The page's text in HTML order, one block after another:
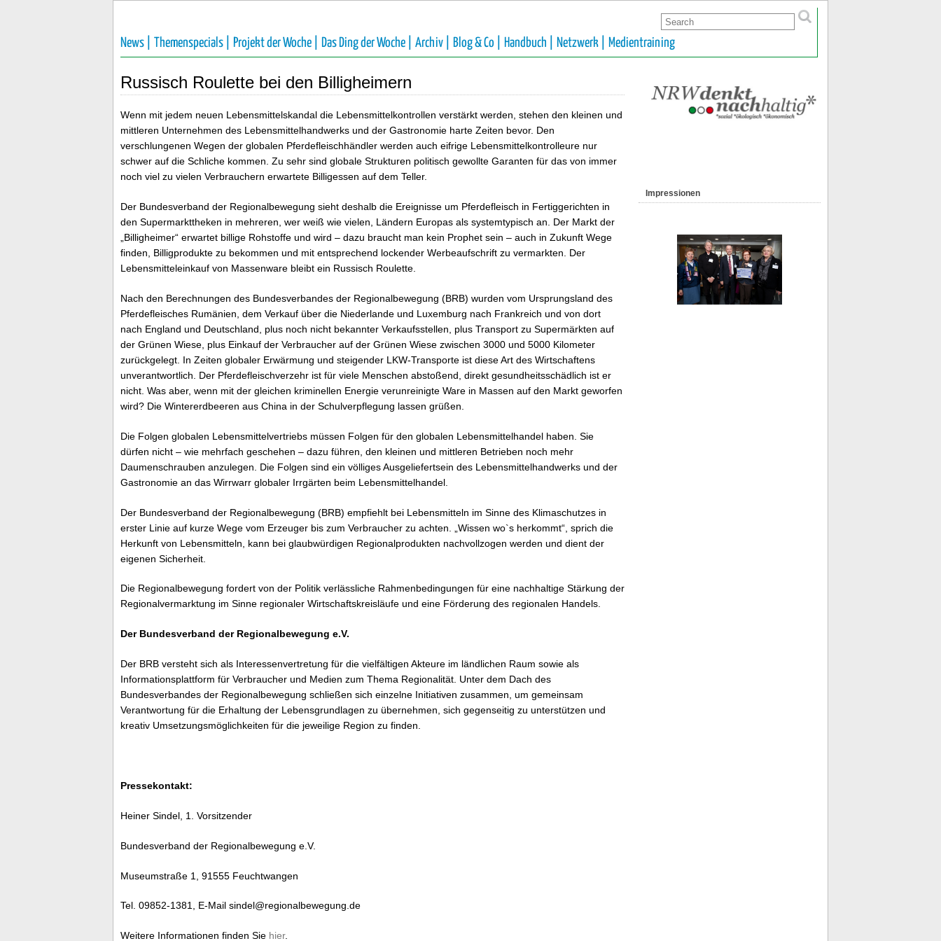
News | Themenspecials | Projekt der Woche | Das Ding der Woche | Archiv | Blog & Co | Handbuch | Netzwerk | Medientraining
Russisch Roulette bei den Billigheimern
Wenn mit jedem neuen Lebensmittelskandal die Lebensmittelkontrollen verstärkt werden, stehen den kleinen und
mittleren Unternehmen des Lebensmittelhandwerks und der Gastronomie harte Zeiten bevor. Den
verschlungenen Wegen der globalen Pferdefleischhändler werden auch eifrige Lebensmittelkontrolleure nur
schwer auf die Schliche kommen. Zu sehr sind globale Strukturen politisch gewollte Garanten für das von immer
noch viel zu vielen Verbrauchern erwartete Billigessen auf dem Teller.
Der Bundesverband der Regionalbewegung sieht deshalb die Ereignisse um Pferdefleisch in Fertiggerichten in
den Supermarkttheken in mehreren, wer weiß wie vielen, Ländern Europas als systemtypisch an. Der Markt der
„Billigheimer“ erwartet billige Rohstoffe und wird – dazu braucht man kein Prophet sein – auch in Zukunft Wege
finden, Billigprodukte zu bekommen und mit entsprechend lockender Werbeaufschrift zu vermarkten. Der
Lebensmitteleinkauf von Massenware bleibt ein Russisch Roulette.
Nach den Berechnungen des Bundesverbandes der Regionalbewegung (BRB) wurden vom Ursprungsland des
Pferdefleisches Rumänien, dem Verkauf über die Niederlande und Luxemburg nach Frankreich und von dort
nach England und Deutschland, plus noch nicht bekannter Verkaufsstellen, plus Transport zu Supermärkten auf
der Grünen Wiese, plus Einkauf der Verbraucher auf der Grünen Wiese zwischen 3000 und 5000 Kilometer
zurückgelegt. In Zeiten globaler Erwärmung und steigender LKW-Transporte ist diese Art des Wirtschaftens
unverantwortlich. Der Pferdefleischverzehr ist für viele Menschen abstoßend, direkt gesundheitsschädlich ist er
nicht. Was aber, wenn mit der gleichen kriminellen Energie verunreinigte Ware in Massen auf den Markt geworfen
wird? Die Wintererdbeeren aus China in der Schulverpflegung lassen grüßen.
Die Folgen globalen Lebensmittelvertriebs müssen Folgen für den globalen Lebensmittelhandel haben. Sie
dürfen nicht – wie mehrfach geschehen – dazu führen, den kleinen und mittleren Betrieben noch mehr
Daumenschrauben anzulegen. Die Folgen sind ein völliges Ausgeliefertsein des Lebensmittelhandwerks und der
Gastronomie an das Wirrwarr globaler Irrgärten beim Lebensmittelhandel.
Der Bundesverband der Regionalbewegung (BRB) empfiehlt bei Lebensmitteln im Sinne des Klimaschutzes in
erster Linie auf kurze Wege vom Erzeuger bis zum Verbraucher zu achten. „Wissen wo`s herkommt“, sprich die
Herkunft von Lebensmitteln, kann bei glaubwürdigen Regionalprodukten nachvollzogen werden und dient der
eigenen Sicherheit.
Die Regionalbewegung fordert von der Politik verlässliche Rahmenbedingungen für eine nachhaltige Stärkung der
Regionalvermarktung im Sinne regionaler Wirtschaftskreisläufe und eine Förderung des regionalen Handels.
Der Bundesverband der Regionalbewegung e.V.
Der BRB versteht sich als Interessenvertretung für die vielfältigen Akteure im ländlichen Raum sowie als
Informationsplattform für Verbraucher und Medien zum Thema Regionalität. Unter dem Dach des
Bundesverbandes der Regionalbewegung schließen sich einzelne Initiativen zusammen, um gemeinsam
Verantwortung für die Erhaltung der Lebensgrundlagen zu übernehmen, sich gegenseitig zu unterstützen und
kreativ Umsetzungsmöglichkeiten für die jeweilige Region zu finden.
Pressekontakt:
Heiner Sindel, 1. Vorsitzender
Bundesverband der Regionalbewegung e.V.
Museumstraße 1, 91555 Feuchtwangen
Tel. 09852-1381, E-Mail sindel@regionalbewegung.de
Weitere Informationen finden Sie hier.
Impressionen